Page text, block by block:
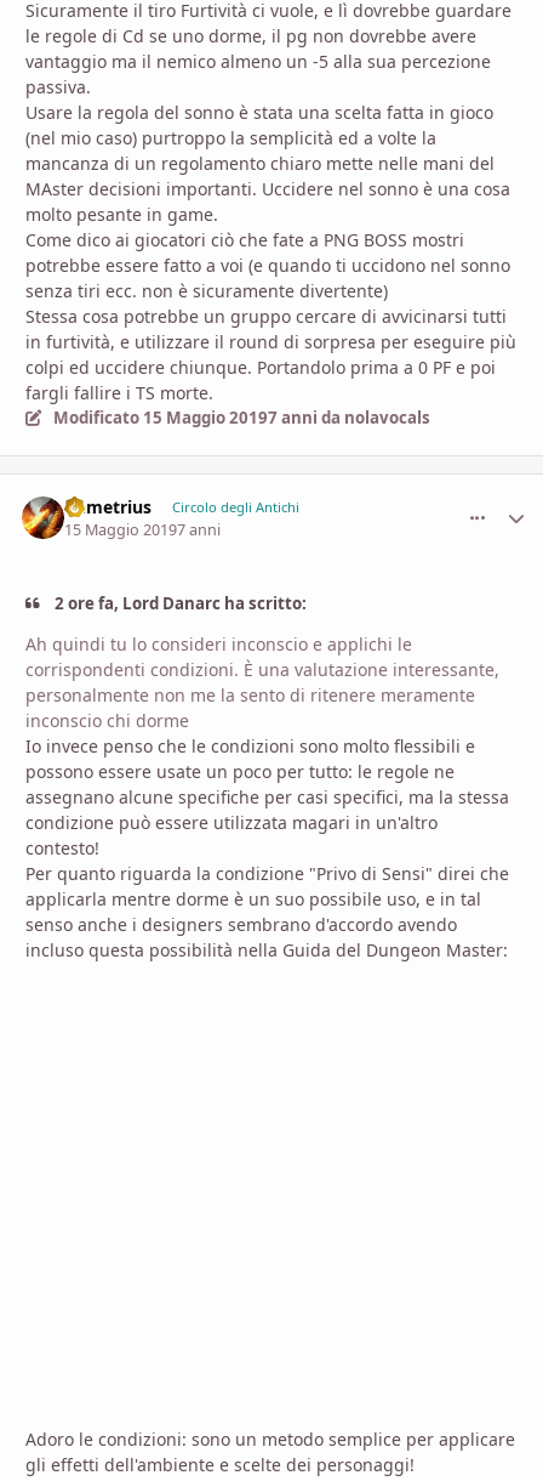
Sicuramente il tiro Furtività ci vuole, e lì dovrebbe guardare
le regole di Cd se uno dorme, il pg non dovrebbe avere
vantaggio ma il nemico almeno un -5 alla sua percezione
passiva.
Usare la regola del sonno è stata una scelta fatta in gioco
(nel mio caso) purtroppo la semplicità ed a volte la
mancanza di un regolamento chiaro mette nelle mani del
MAster decisioni importanti. Uccidere nel sonno è una cosa
molto pesante in game.
Come dico ai giocatori ciò che fate a PNG BOSS mostri
potrebbe essere fatto a voi (e quando ti uccidono nel sonno
senza tiri ecc. non è sicuramente divertente)
Stessa cosa potrebbe un gruppo cercare di avvicinarsi tutti
in furtività, e utilizzare il round di sorpresa per eseguire più
colpi ed uccidere chiunque. Portandolo prima a 0 PF e poi
fargli fallire i TS morte.
Modificato 15 Maggio 20197 anni da nolavocals
Demetrius Circolo degli Antichi
15 Maggio 20197 anni
2 ore fa, Lord Danarc ha scritto:
Ah quindi tu lo consideri inconscio e applichi le
corrispondenti condizioni. È una valutazione interessante,
personalmente non me la sento di ritenere meramente
inconscio chi dorme
Io invece penso che le condizioni sono molto flessibili e
possono essere usate un poco per tutto: le regole ne
assegnano alcune specifiche per casi specifici, ma la stessa
condizione può essere utilizzata magari in un'altro
contesto!
Per quanto riguarda la condizione "Privo di Sensi" direi che
applicarla mentre dorme è un suo possibile uso, e in tal
senso anche i designers sembrano d'accordo avendo
incluso questa possibilità nella Guida del Dungeon Master:
Adoro le condizioni: sono un metodo semplice per applicare
gli effetti dell'ambiente e scelte dei personaggi!